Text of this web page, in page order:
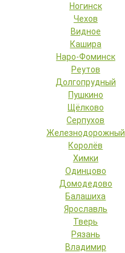
Ногинск
Чехов
Видное
Кашира
Наро-Фоминск
Реутов
Долгопрудный
Пушкино
Щёлково
Серпухов
Железнодорожный
Королёв
Химки
Одинцово
Домодедово
Балашиха
Ярославль
Тверь
Рязань
Владимир